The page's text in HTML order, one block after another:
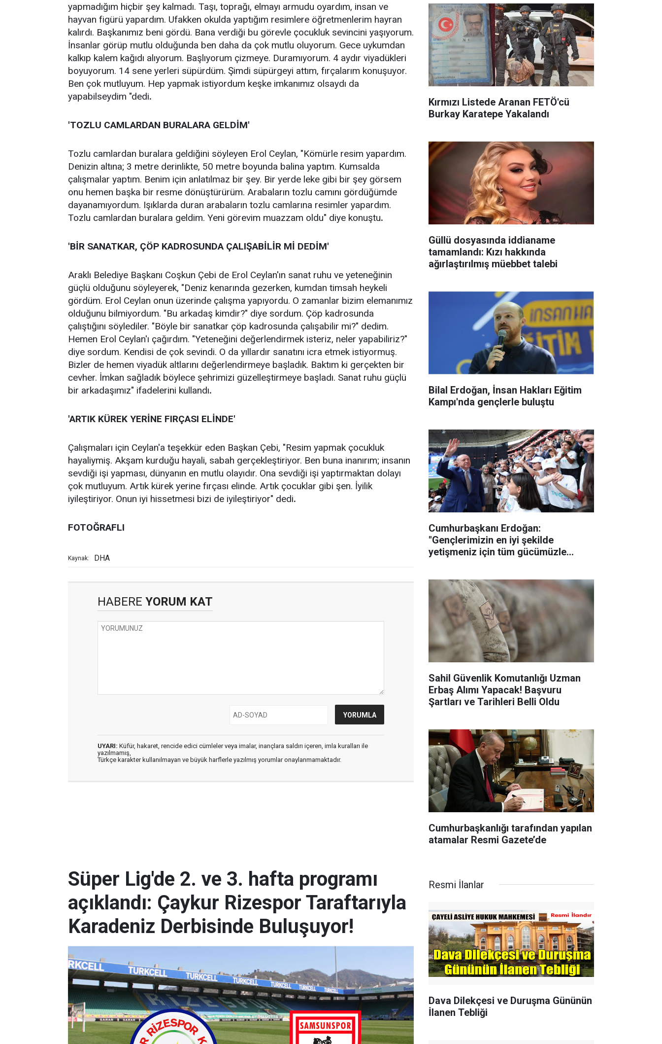
yapmadığım hiçbir şey kalmadı. Taşı, toprağı, elmayı armudu oyardım, insan ve
hayvan figürü yapardım. Ufakken okulda yaptığım resimlere öğretmenlerim hayran
kalırdı. Başkanımız beni gördü. Bana verdiği bu görevle çocukluk sevincini yaşıyorum.
İnsanlar görüp mutlu olduğunda ben daha da çok mutlu oluyorum. Gece uykumdan
kalkıp kalem kağıdı alıyorum. Başlıyorum çizmeye. Duramıyorum. 4 aydır viyadükleri
boyuyorum. 14 sene yerleri süpürdüm. Şimdi süpürgeyi attım, fırçalarım konuşuyor.
Ben çok mutluyum. Hep yapmak istiyordum keşke imkanımız olsaydı da
yapabilseydim "dedi.
'TOZLU CAMLARDAN BURALARA GELDİM'
Tozlu camlardan buralara geldiğini söyleyen Erol Ceylan, "Kömürle resim yapardım.
Denizin altına; 3 metre derinlikte, 50 metre boyunda balina yaptım. Kumsalda
çalışmalar yaptım. Benim için anlatılmaz bir şey. Bir yerde leke gibi bir şey görsem
onu hemen başka bir resme dönüştürürüm. Arabaların tozlu camını gördüğümde
dayanamıyordum. Işıklarda duran arabaların tozlu camlarına resimler yapardım.
Tozlu camlardan buralara geldim. Yeni görevim muazzam oldu" diye konuştu.
'BİR SANATKAR, ÇÖP KADROSUNDA ÇALIŞABİLİR Mİ DEDİM'
Araklı Belediye Başkanı Coşkun Çebi de Erol Ceylan'ın sanat ruhu ve yeteneğinin
güçlü olduğunu söyleyerek, "Deniz kenarında gezerken, kumdan timsah heykeli
gördüm. Erol Ceylan onun üzerinde çalışma yapıyordu. O zamanlar bizim elemanımız
olduğunu bilmiyordum. "Bu arkadaş kimdir?" diye sordum. Çöp kadrosunda
çalıştığını söylediler. "Böyle bir sanatkar çöp kadrosunda çalışabilir mi?" dedim.
Hemen Erol Ceylan'ı çağırdım. "Yeteneğini değerlendirmek isteriz, neler yapabiliriz?"
diye sordum. Kendisi de çok sevindi. O da yıllardır sanatını icra etmek istiyormuş.
Bizler de hemen viyadük altlarını değerlendirmeye başladık. Baktım ki gerçekten bir
cevher. İmkan sağladık böylece şehrimizi güzelleştirmeye başladı. Sanat ruhu güçlü
bir arkadaşımız" ifadelerini kullandı.
'ARTIK KÜREK YERİNE FIRÇASI ELİNDE'
Çalışmaları için Ceylan'a teşekkür eden Başkan Çebi, "Resim yapmak çocukluk
hayaliymiş. Akşam kurduğu hayali, sabah gerçekleştiriyor. Ben buna inanırım; insanın
sevdiği işi yapması, dünyanın en mutlu olayıdır. Ona sevdiği işi yaptırmaktan dolayı
çok mutluyum. Artık kürek yerine fırçası elinde. Artık çocuklar gibi şen. İyilik
iyileştiriyor. Onun iyi hissetmesi bizi de iyileştiriyor" dedi.
FOTOĞRAFLI
Kaynak: DHA
HABERE YORUM KAT
UYARI: Küfür, hakaret, rencide edici cümleler veya imalar, inançlara saldırı içeren, imla kuralları ile
yazılmamış,
Türkçe karakter kullanılmayan ve büyük harflerle yazılmış yorumlar onaylanmamaktadır.
Kırmızı Listede Aranan FETÖ'cü
Burkay Karatepe Yakalandı
Güllü dosyasında iddianame
tamamlandı: Kızı hakkında
ağırlaştırılmış müebbet talebi
Bilal Erdoğan, İnsan Hakları Eğitim
Kampı'nda gençlerle buluştu
Cumhurbaşkanı Erdoğan:
"Gençlerimizin en iyi şekilde
yetişmeniz için tüm gücümüzle
Sahil Güvenlik Komutanlığı Uzman
Erbaş Alımı Yapacak! Başvuru
Şartları ve Tarihleri Belli Oldu
Cumhurbaşkanlığı tarafından yapılan
atamalar Resmi Gazete’de
Süper Lig'de 2. ve 3. hafta programı
açıklandı: Çaykur Rizespor Taraftarıyla
Karadeniz Derbisinde Buluşuyor!
Resmi İlanlar
Dava Dilekçesi ve Duruşma Gününün
İlanen Tebliği